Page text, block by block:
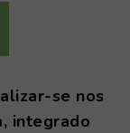
se nos
integrado